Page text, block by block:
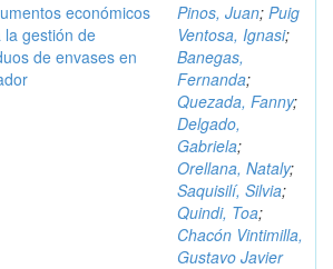
económicos
la gestión de
de envases en
Pinos, Juan; Puig
Ventosa, Ignasi;
Banegas,
Fernanda;
Quezada, Fanny;
Delgado,
Gabriela;
Orellana, Nataly;
Saquisilí, Silvia;
Quindi, Toa;
Chacón Vintimilla,
Gustavo Javier